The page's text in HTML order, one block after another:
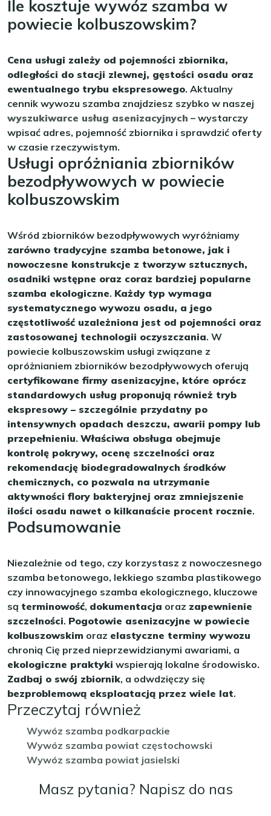
Ile kosztuje wywóz szamba w
powiecie kolbuszowskim?
Cena usługi zależy od pojemności zbiornika,
odległości do stacji zlewnej, gęstości osadu oraz
ewentualnego trybu ekspresowego. Aktualny
cennik wywozu szamba znajdziesz szybko w naszej
wyszukiwarce usług asenizacyjnych – wystarczy
wpisać adres, pojemność zbiornika i sprawdzić oferty
w czasie rzeczywistym.
Usługi opróżniania zbiorników
bezodpływowych w powiecie
kolbuszowskim
Wśród zbiorników bezodpływowych wyróżniamy
zarówno tradycyjne szamba betonowe, jak i
nowoczesne konstrukcje z tworzyw sztucznych,
osadniki wstępne oraz coraz bardziej popularne
szamba ekologiczne. Każdy typ wymaga
systematycznego wywozu osadu, a jego
częstotliwość uzależniona jest od pojemności oraz
zastosowanej technologii oczyszczania. W
powiecie kolbuszowskim usługi związane z
opróżnianiem zbiorników bezodpływowych oferują
certyfikowane firmy asenizacyjne, które oprócz
standardowych usług proponują również tryb
ekspresowy – szczególnie przydatny po
intensywnych opadach deszczu, awarii pompy lub
przepełnieniu. Właściwa obsługa obejmuje
kontrolę pokrywy, ocenę szczelności oraz
rekomendację biodegradowalnych środków
chemicznych, co pozwala na utrzymanie
aktywności flory bakteryjnej oraz zmniejszenie
ilości osadu nawet o kilkanaście procent rocznie.
Podsumowanie
Niezależnie od tego, czy korzystasz z nowoczesnego
szamba betonowego, lekkiego szamba plastikowego
czy innowacyjnego szamba ekologicznego, kluczowe
są terminowość, dokumentacja oraz zapewnienie
szczelności. Pogotowie asenizacyjne w powiecie
kolbuszowskim oraz elastyczne terminy wywozu
chronią Cię przed nieprzewidzianymi awariami, a
ekologiczne praktyki wspierają lokalne środowisko.
Zadbaj o swój zbiornik, a odwdzięczy się
bezproblemową eksploatacją przez wiele lat.
Przeczytaj również
Wywóz szamba podkarpackie
Wywóz szamba powiat częstochowski
Wywóz szamba powiat jasielski
Masz pytania? Napisz do nas